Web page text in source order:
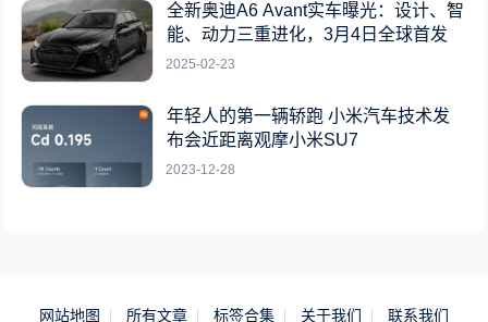
全新奥迪A6 Avant实车曝光：设计、智
能、动力三重进化，3月4日全球首发
2025-02-23
年轻人的第一辆轿跑 小米汽车技术发
布会近距离观摩小米SU7
2023-12-28
网站地图 所有文章 标签合集 关于我们 联系我们